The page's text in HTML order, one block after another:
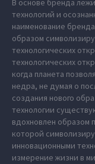
В основе бренда
технологий и
наименование
образом
технологических
технологических
когда планета
недра, не думая о
создания нового
технологии
вдохновлен образом
которой
инновационными
измерение жизни в